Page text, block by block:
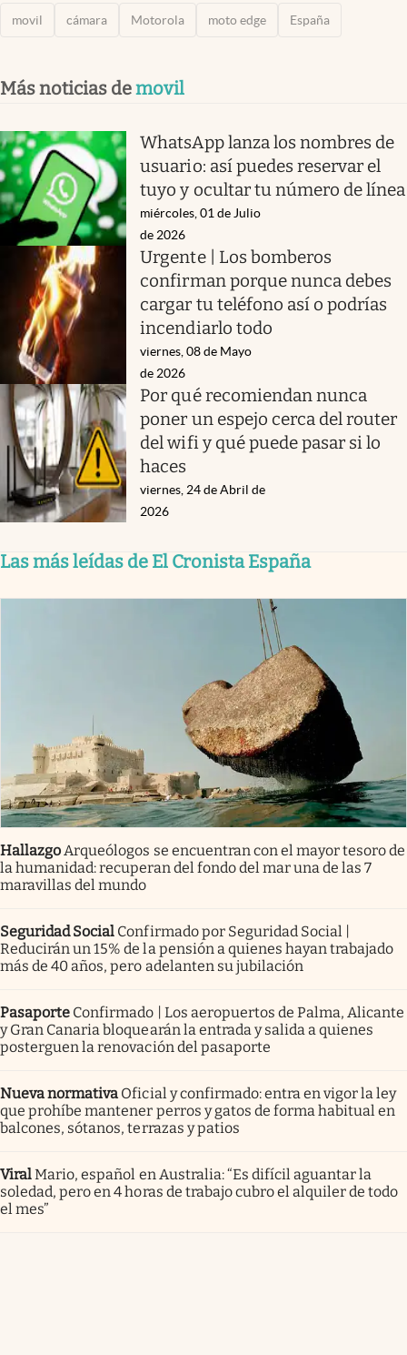
movil cámara Motorola moto edge España
Más noticias demovil
WhatsApp lanza los nombres de
usuario: así puedes reservar el
tuyo y ocultar tu número de línea
miércoles, 01 de Julio
de 2026
Urgente | Los bomberos
confirman porque nunca debes
cargar tu teléfono así o podrías
incendiarlo todo
viernes, 08 de Mayo
de 2026
Por qué recomiendan nunca
poner un espejo cerca del router
del wifi y qué puede pasar si lo
haces
viernes, 24 de Abril de
2026
Las más leídas de El Cronista España
Hallazgo Arqueólogos se encuentran con el mayor tesoro de
la humanidad: recuperan del fondo del mar una de las 7
maravillas del mundo
Seguridad Social Confirmado por Seguridad Social |
Reducirán un 15% de la pensión a quienes hayan trabajado
más de 40 años, pero adelanten su jubilación
Pasaporte Confirmado | Los aeropuertos de Palma, Alicante
y Gran Canaria bloquearán la entrada y salida a quienes
posterguen la renovación del pasaporte
Nueva normativa Oficial y confirmado: entra en vigor la ley
que prohíbe mantener perros y gatos de forma habitual en
balcones, sótanos, terrazas y patios
ViralMario, español en Australia: “Es difícil aguantar la
soledad, pero en 4 horas de trabajo cubro el alquiler de todo
el mes”